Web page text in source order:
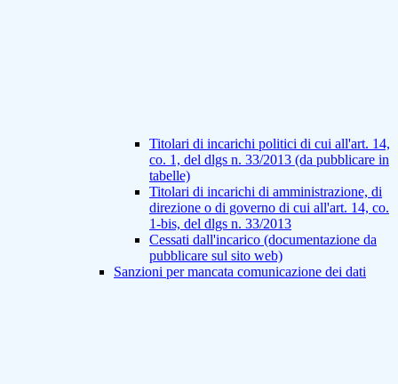
Titolari di incarichi politici di cui all'art. 14,
co. 1, del dlgs n. 33/2013 (da pubblicare in
tabelle)
Titolari di incarichi di amministrazione, di
direzione o di governo di cui all'art. 14, co.
1-bis, del dlgs n. 33/2013
Cessati dall'incarico (documentazione da
pubblicare sul sito web)
Sanzioni per mancata comunicazione dei dati